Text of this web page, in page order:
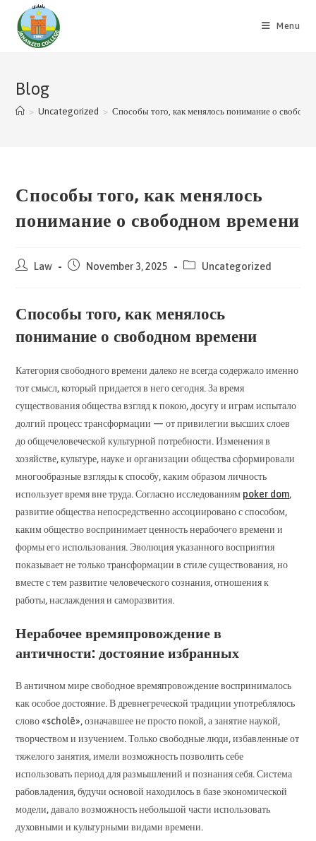
content
Menu
Blog
> Uncategorized > Способы того, как менялось понимание о
Способы того, как менялось
понимание о свободном времени
PostLaw
PostNovember 3, 2025
PostUncategorized
Способы того, как менялось
понимание о свободном времени
Категория свободного времени далеко не всегда содержало именно
тот смысл, который придается в него сегодня. За время
существования общества взгляд к покою, досугу и играм испытало
долгий процесс трансформации — от привилегии высших слоев
до общечеловеческой культурной потребности. Изменения в
хозяйстве, культуре, науке и организации общества сформировали
многообразные взгляды к способу, каким образом личность
использует время вне труда. Согласно исследованиям poker dom,
развитие общества непосредственно ассоциировано с способом,
каким общество воспринимает ценность нерабочего времени и
формы его использования. Эволюция указанного восприятия
показывает не только трансформации в стиле существования, но
вместе с тем развитие человеческого сознания, отношения к
работы, наслаждения и саморазвития.
Нерабочее времяпровождение в
античности: достояние избранных
В античном мире свободное времяпровождение воспринималось
как особое достояние. В древнегреческой традиции употреблялось
слово «scholē», означавшее не просто покой, а занятие наукой,
творчеством и изучением. Только свободные люди, избавленные от
тяжелого занятия, имели возможность позволить себе
использовать период для размышлений и познания себя. Система
рабовладения, будучи основой находилось в базе экономической
модели, давало возможность небольшой части использовать
духовными и культурными видами времени.